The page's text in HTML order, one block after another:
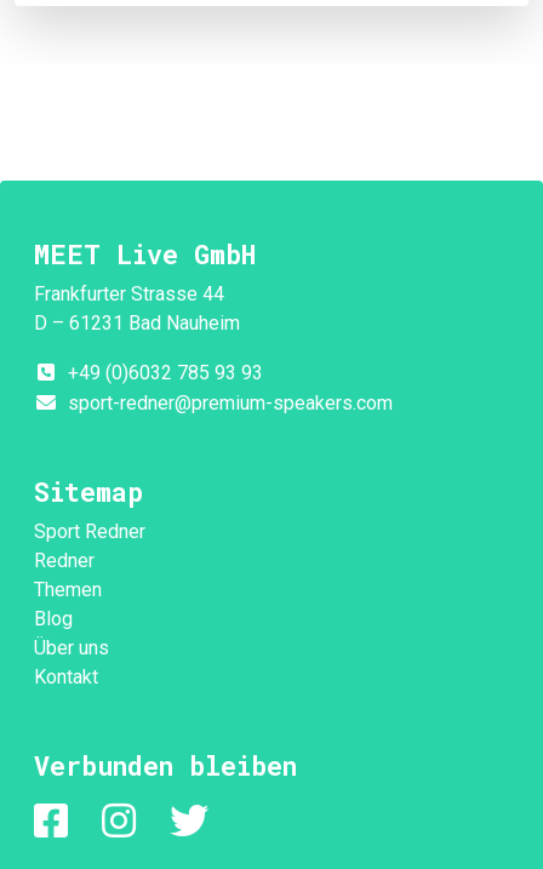
MEET Live GmbH
Frankfurter Strasse 44
D – 61231 Bad Nauheim
+49 (0)6032 785 93 93
sport-redner@premium-speakers.com
Sitemap
Sport Redner
Redner
Themen
Blog
Über uns
Kontakt
Verbunden bleiben